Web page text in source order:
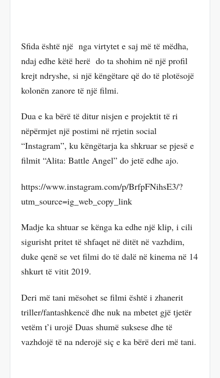
Sfida është një nga virtytet e saj më të mëdha,
ndaj edhe këtë herë do ta shohim në një profil
krejt ndryshe, si një këngëtare që do të plotësojë
kolonën zanore të një filmi.
Dua e ka bërë të ditur nisjen e projektit të ri
nëpërmjet një postimi në rrjetin social
“Instagram”, ku këngëtarja ka shkruar se pjesë e
filmit “Alita: Battle Angel” do jetë edhe ajo.
https://www.instagram.com/p/BrfpFNihsE3/?
utm_source=ig_web_copy_link
Madje ka shtuar se kënga ka edhe një klip, i cili
sigurisht pritet të shfaqet në ditët në vazhdim,
duke qenë se vet filmi do të dalë në kinema në 14
shkurt të vitit 2019.
Deri më tani mësohet se filmi është i zhanerit
triller/fantashkencë dhe nuk na mbetet gjë tjetër
vetëm t’i urojë Duas shumë suksese dhe të
vazhdojë të na nderojë siç e ka bërë deri më tani.